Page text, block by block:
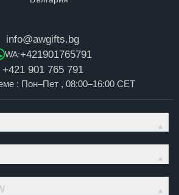
info@awgifts.bg
WA:+421901765791
+421 901 765 791
: Пон–Пет , 08:00–16:00 CET